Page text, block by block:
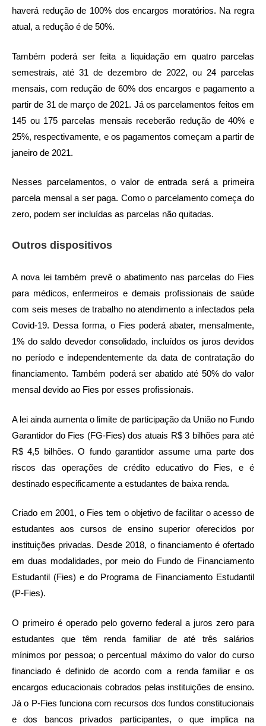
haverá redução de 100% dos encargos moratórios. Na regra
atual, a redução é de 50%.
Também poderá ser feita a liquidação em quatro parcelas
semestrais, até 31 de dezembro de 2022, ou 24 parcelas
mensais, com redução de 60% dos encargos e pagamento a
partir de 31 de março de 2021. Já os parcelamentos feitos em
145 ou 175 parcelas mensais receberão redução de 40% e
25%, respectivamente, e os pagamentos começam a partir de
janeiro de 2021.
Nesses parcelamentos, o valor de entrada será a primeira
parcela mensal a ser paga. Como o parcelamento começa do
zero, podem ser incluídas as parcelas não quitadas.
Outros dispositivos
A nova lei também prevê o abatimento nas parcelas do Fies
para médicos, enfermeiros e demais profissionais de saúde
com seis meses de trabalho no atendimento a infectados pela
Covid-19. Dessa forma, o Fies poderá abater, mensalmente,
1% do saldo devedor consolidado, incluídos os juros devidos
no período e independentemente da data de contratação do
financiamento. Também poderá ser abatido até 50% do valor
mensal devido ao Fies por esses profissionais.
A lei ainda aumenta o limite de participação da União no Fundo
Garantidor do Fies (FG-Fies) dos atuais R$ 3 bilhões para até
R$ 4,5 bilhões. O fundo garantidor assume uma parte dos
riscos das operações de crédito educativo do Fies, e é
destinado especificamente a estudantes de baixa renda.
Criado em 2001, o Fies tem o objetivo de facilitar o acesso de
estudantes aos cursos de ensino superior oferecidos por
instituições privadas. Desde 2018, o financiamento é ofertado
em duas modalidades, por meio do Fundo de Financiamento
Estudantil (Fies) e do Programa de Financiamento Estudantil
(P-Fies).
O primeiro é operado pelo governo federal a juros zero para
estudantes que têm renda familiar de até três salários
mínimos por pessoa; o percentual máximo do valor do curso
financiado é definido de acordo com a renda familiar e os
encargos educacionais cobrados pelas instituições de ensino.
Já o P-Fies funciona com recursos dos fundos constitucionais
e dos bancos privados participantes, o que implica na